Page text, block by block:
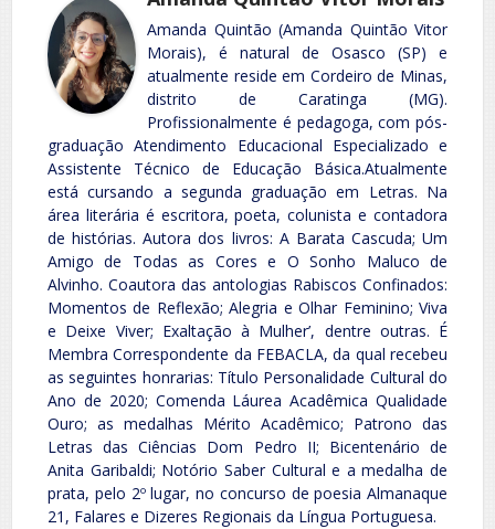
Amanda Quintão (Amanda Quintão Vitor
Morais), é natural de Osasco (SP) e
atualmente reside em Cordeiro de Minas,
distrito de Caratinga (MG).
Profissionalmente é pedagoga, com pós-
graduação Atendimento Educacional Especializado e
Assistente Técnico de Educação Básica.Atualmente
está cursando a segunda graduação em Letras. Na
área literária é escritora, poeta, colunista e contadora
de histórias. Autora dos livros: A Barata Cascuda; Um
Amigo de Todas as Cores e O Sonho Maluco de
Alvinho. Coautora das antologias Rabiscos Confinados:
Momentos de Reflexão; Alegria e Olhar Feminino; Viva
e Deixe Viver; Exaltação à Mulher’, dentre outras. É
Membra Correspondente da FEBACLA, da qual recebeu
as seguintes honrarias: Título Personalidade Cultural do
Ano de 2020; Comenda Láurea Acadêmica Qualidade
Ouro; as medalhas Mérito Acadêmico; Patrono das
Letras das Ciências Dom Pedro II; Bicentenário de
Anita Garibaldi; Notório Saber Cultural e a medalha de
prata, pelo 2º lugar, no concurso de poesia Almanaque
21, Falares e Dizeres Regionais da Língua Portuguesa.